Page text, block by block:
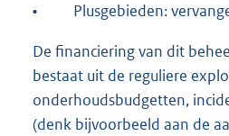
• Plusgebieden:
De financiering van dit
bestaat uit de reguliere
onderhoudsbudgetten,
(denk bijvoorbeeld aan de